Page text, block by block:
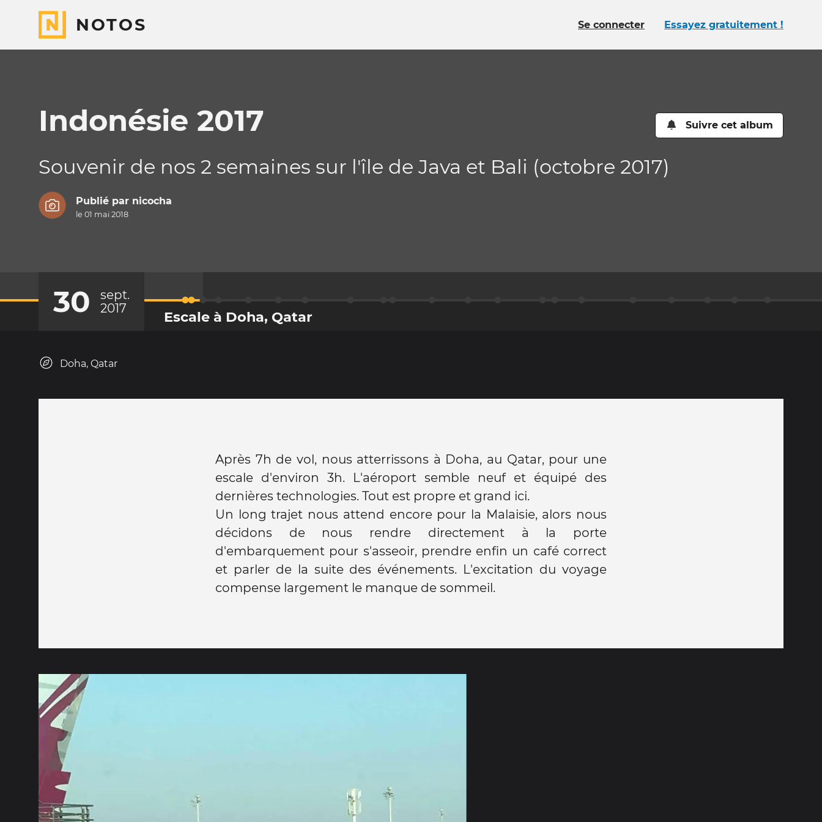
NOTOS Se connecter Essayez gratuitement !
Indonésie 2017 Suivre cet album
Souvenir de nos 2 semaines sur l'île de Java et Bali (octobre 2017)
Publié par nicocha
le 01 mai 2018
30
sept.
2017
Escale à Doha, Qatar
Doha, Qatar
Après 7h de vol, nous atterrissons à Doha, au Qatar, pour une
escale d'environ 3h. L'aéroport semble neuf et équipé des
dernières technologies. Tout est propre et grand ici.
Un long trajet nous attend encore pour la Malaisie, alors nous
décidons de nous rendre directement à la porte
d'embarquement pour s'asseoir, prendre enfin un café correct
et parler de la suite des événements. L'excitation du voyage
compense largement le manque de sommeil.